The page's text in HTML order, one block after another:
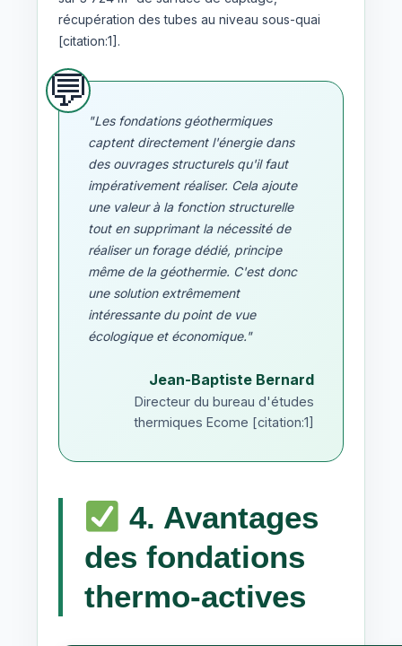
récupération des tubes au niveau sous-quai
[citation:1].
"Les fondations géothermiques
captent directement l'énergie dans
des ouvrages structurels qu'il faut
impérativement réaliser. Cela ajoute
une valeur à la fonction structurelle
tout en supprimant la nécessité de
réaliser un forage dédié, principe
même de la géothermie. C'est donc
une solution extrêmement
intéressante du point de vue
écologique et économique."
Jean-Baptiste Bernard
Directeur du bureau d'études
thermiques Ecome [citation:1]
4. Avantages
des fondations
thermo-actives